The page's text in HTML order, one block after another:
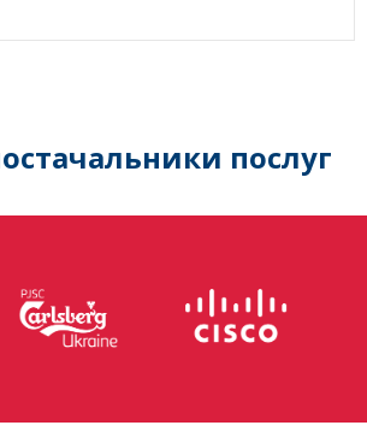
послуг